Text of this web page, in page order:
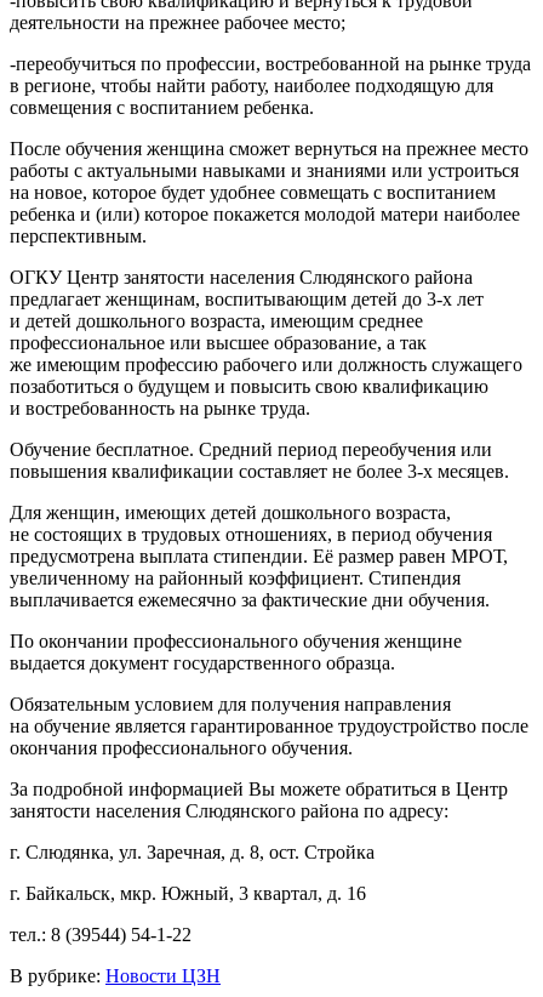
деятельности на прежнее рабочее место;
-переобучиться по профессии, востребованной на рынке труда
в регионе, чтобы найти работу, наиболее подходящую для
совмещения с воспитанием ребенка.
После обучения женщина сможет вернуться на прежнее место
работы с актуальными навыками и знаниями или устроиться
на новое, которое будет удобнее совмещать с воспитанием
ребенка и (или) которое покажется молодой матери наиболее
перспективным.
ОГКУ Центр занятости населения Слюдянского района
предлагает женщинам, воспитывающим детей до 3-х лет
и детей дошкольного возраста, имеющим среднее
профессиональное или высшее образование, а так
же имеющим профессию рабочего или должность служащего
позаботиться о будущем и повысить свою квалификацию
и востребованность на рынке труда.
Обучение бесплатное. Средний период переобучения или
повышения квалификации составляет не более 3-х месяцев.
Для женщин, имеющих детей дошкольного возраста,
не состоящих в трудовых отношениях, в период обучения
предусмотрена выплата стипендии. Её размер равен МРОТ,
увеличенному на районный коэффициент. Стипендия
выплачивается ежемесячно за фактические дни обучения.
По окончании профессионального обучения женщине
выдается документ государственного образца.
Обязательным условием для получения направления
на обучение является гарантированное трудоустройство после
окончания профессионального обучения.
За подробной информацией Вы можете обратиться в Центр
занятости населения Слюдянского района по адресу:
г. Слюдянка, ул. Заречная, д. 8, ост. Стройка
г. Байкальск, мкр. Южный, 3 квартал, д. 16
тел.: 8 (39544) 54-1-22
В рубрике: Новости ЦЗН